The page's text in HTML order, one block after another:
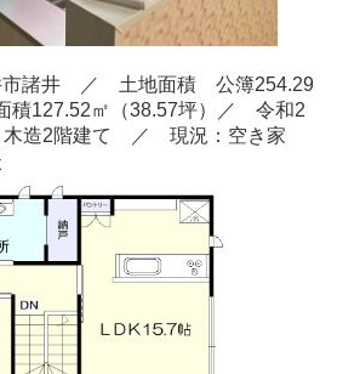
諸井／ 土地面積 公簿254.29
積127.52㎡（38.57坪）／ 令和2
造2階建て
／ 現況：空き家